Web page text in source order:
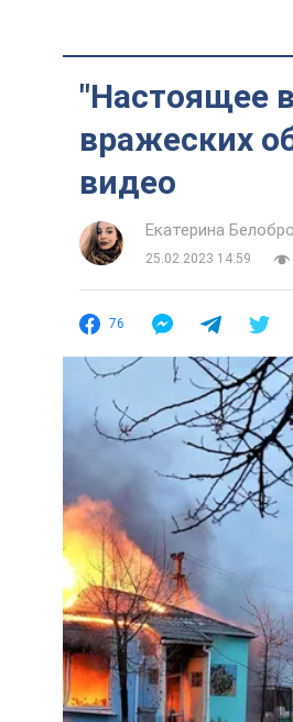
"Настоящее
вражеских
видео
Екатерина
25.02.2023 14:59
76